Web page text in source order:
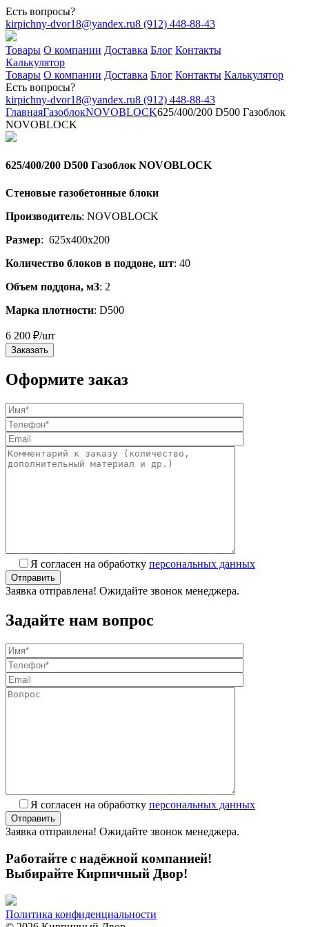
Есть вопросы?
kirpichny-dvor18@yandex.ru8 (912) 448-88-43
Товары О компании Доставка Блог Контакты
Калькулятор
Товары О компании Доставка Блог Контакты Калькулятор
Есть вопросы?
kirpichny-dvor18@yandex.ru8 (912) 448-88-43
ГлавнаяГазоблокNOVOBLOCK625/400/200 D500 Газоблок
NOVOBLOCK
625/400/200 D500 Газоблок NOVOBLOCK
Стеновые газобетонные блоки
Производитель: NOVOBLOCK
Размер: 625х400х200
Количество блоков в поддоне, шт: 40
Объем поддона, м3: 2
Марка плотности: D500
6 200 ₽/шт
Заказать
Оформите заказ
Я согласен на обработку персональных данных
Заявка отправлена! Ожидайте звонок менеджера.
Задайте нам вопрос
Я согласен на обработку персональных данных
Заявка отправлена! Ожидайте звонок менеджера.
Работайте с надёжной компанией!
Выбирайте Кирпичный Двор!
Политика конфиденциальности